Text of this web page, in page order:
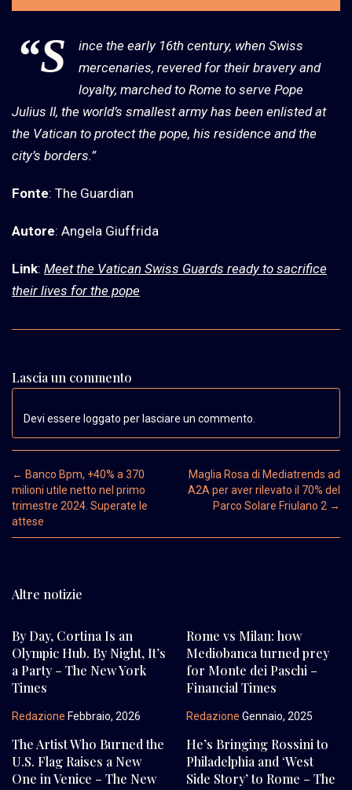
“S
ince the early 16th century, when Swiss
mercenaries, revered for their bravery and
loyalty, marched to Rome to serve Pope
Julius II, the world’s smallest army has been enlisted at
the Vatican to protect the pope, his residence and the
city’s borders.”
Fonte: The Guardian
Autore: Angela Giuffrida
Link: Meet the Vatican Swiss Guards ready to sacrifice
their lives for the pope
Lascia un commento
Devi essere loggato per lasciare un commento.
Post navigation
← Banco Bpm, +40% a 370
milioni utile netto nel primo
trimestre 2024. Superate le
attese
Maglia Rosa di Mediatrends ad
A2A per aver rilevato il 70% del
Parco Solare Friulano 2 →
Altre notizie
By Day, Cortina Is an
Olympic Hub. By Night, It’s
a Party – The New York
Times
Redazione Febbraio, 2026
Rome vs Milan: how
Mediobanca turned prey
for Monte dei Paschi –
Financial Times
Redazione Gennaio, 2025
The Artist Who Burned the
U.S. Flag Raises a New
One in Venice – The New
He’s Bringing Rossini to
Philadelphia and ‘West
Side Story’ to Rome – The